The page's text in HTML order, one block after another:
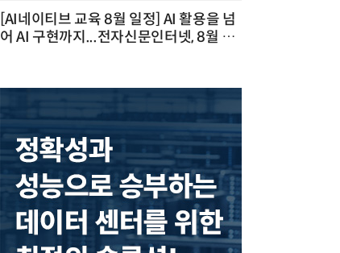
[AI네이티브 교육 8월 일정] AI 활용을 넘
어 AI 구현까지...전자신문인터넷, 8월 실